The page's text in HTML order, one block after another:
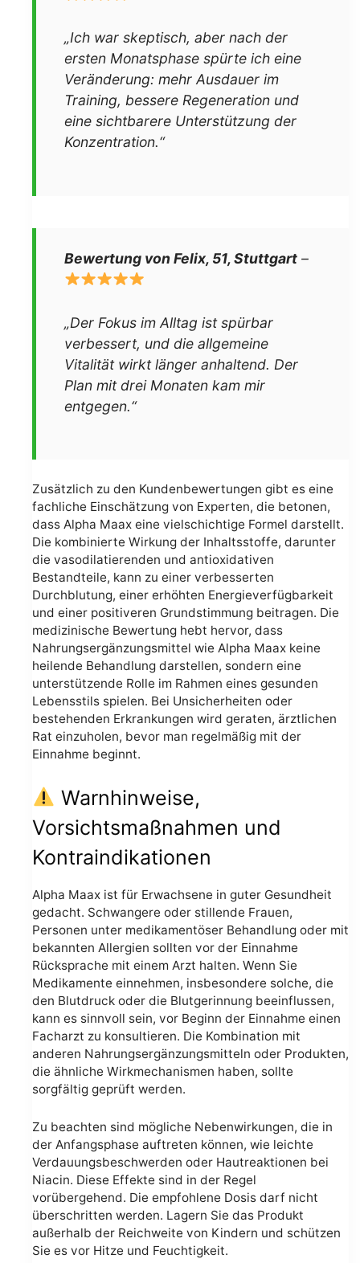
„Ich war skeptisch, aber nach der
ersten Monatsphase spürte ich eine
Veränderung: mehr Ausdauer im
Training, bessere Regeneration und
eine sichtbarere Unterstützung der
Konzentration.“
Bewertung von Felix, 51, Stuttgart –
„Der Fokus im Alltag ist spürbar
verbessert, und die allgemeine
Vitalität wirkt länger anhaltend. Der
Plan mit drei Monaten kam mir
entgegen.“
Zusätzlich zu den Kundenbewertungen gibt es eine
fachliche Einschätzung von Experten, die betonen,
dass Alpha Maax eine vielschichtige Formel darstellt.
Die kombinierte Wirkung der Inhaltsstoffe, darunter
die vasodilatierenden und antioxidativen
Bestandteile, kann zu einer verbesserten
Durchblutung, einer erhöhten Energieverfügbarkeit
und einer positiveren Grundstimmung beitragen. Die
medizinische Bewertung hebt hervor, dass
Nahrungsergänzungsmittel wie Alpha Maax keine
heilende Behandlung darstellen, sondern eine
unterstützende Rolle im Rahmen eines gesunden
Lebensstils spielen. Bei Unsicherheiten oder
bestehenden Erkrankungen wird geraten, ärztlichen
Rat einzuholen, bevor man regelmäßig mit der
Einnahme beginnt.
Warnhinweise,
Vorsichtsmaßnahmen und
Kontraindikationen
Alpha Maax ist für Erwachsene in guter Gesundheit
gedacht. Schwangere oder stillende Frauen,
Personen unter medikamentöser Behandlung oder mit
bekannten Allergien sollten vor der Einnahme
Rücksprache mit einem Arzt halten. Wenn Sie
Medikamente einnehmen, insbesondere solche, die
den Blutdruck oder die Blutgerinnung beeinflussen,
kann es sinnvoll sein, vor Beginn der Einnahme einen
Facharzt zu konsultieren. Die Kombination mit
anderen Nahrungsergänzungsmitteln oder Produkten,
die ähnliche Wirkmechanismen haben, sollte
sorgfältig geprüft werden.
Zu beachten sind mögliche Nebenwirkungen, die in
der Anfangsphase auftreten können, wie leichte
Verdauungsbeschwerden oder Hautreaktionen bei
Niacin. Diese Effekte sind in der Regel
vorübergehend. Die empfohlene Dosis darf nicht
überschritten werden. Lagern Sie das Produkt
außerhalb der Reichweite von Kindern und schützen
Sie es vor Hitze und Feuchtigkeit.